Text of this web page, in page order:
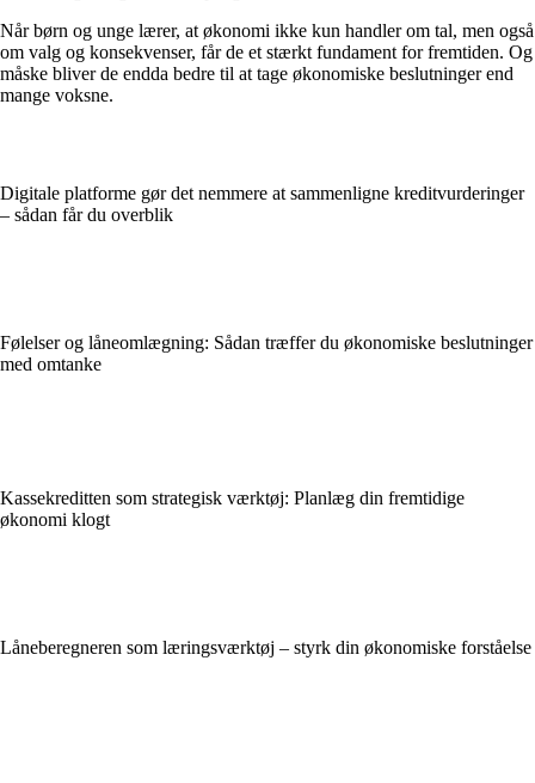
Når børn og unge lærer, at økonomi ikke kun handler om tal, men også
om valg og konsekvenser, får de et stærkt fundament for fremtiden. Og
måske bliver de endda bedre til at tage økonomiske beslutninger end
mange voksne.
Digitale platforme gør det nemmere at sammenligne kreditvurderinger
– sådan får du overblik
Følelser og låneomlægning: Sådan træffer du økonomiske beslutninger
med omtanke
Kassekreditten som strategisk værktøj: Planlæg din fremtidige
økonomi klogt
Låneberegneren som læringsværktøj – styrk din økonomiske forståelse